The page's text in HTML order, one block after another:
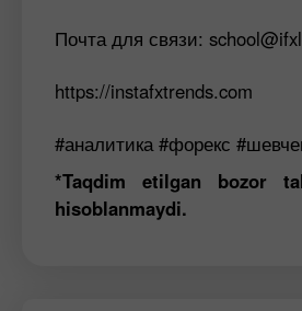
Почта для связи:
https://instafxtrends.com
#аналитика #форекс
*Taqdim etilgan bozor
hisoblanmaydi.